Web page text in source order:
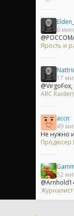
6
Ярость и
17
ARC
accn
49
Не нужно
Продюсер
52